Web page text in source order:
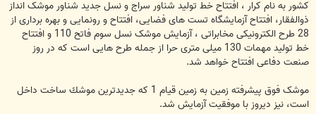
کشور به نام کرار ، افتتاح خط تولید شناور سراج و نسل جدید شناور موشک انداز
ذوالفقار، افتتاح آزمایشگاه تست های فضایی، افتتاح و رونمایی و بهره برداری از
28 طرح الکترونیکی مخابراتی ، آزمایش موشک نسل سوم فاتح 110 و افتتاح
خط تولید مهمات 130 میلی متری حرا از جمله طرح هایی است که در روز
صنعت دفاعی افتتاح خواهد شد.
موشک فوق پیشرفته زمین به زمین قیام 1 كه جدیدترین موشك ساخت داخل
است، نیز دیروز با موفقیت آزمایش شد.